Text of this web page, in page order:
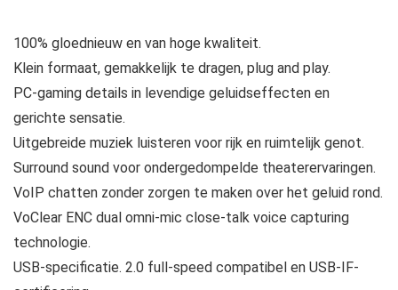
100% gloednieuw en van hoge kwaliteit.
Klein formaat, gemakkelijk te dragen, plug and play.
PC-gaming details in levendige geluidseffecten en
gerichte sensatie.
Uitgebreide muziek luisteren voor rijk en ruimtelijk genot.
Surround sound voor ondergedompelde theaterervaringen.
VoIP chatten zonder zorgen te maken over het geluid rond.
VoClear ENC dual omni-mic close-talk voice capturing
technologie.
USB-specificatie. 2.0 full-speed compatibel en USB-IF-